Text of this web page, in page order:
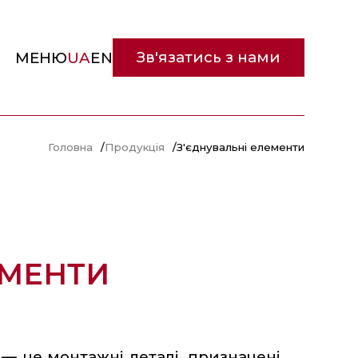
МЕНЮUAEN Зв'язатись з нами
Головна /Продукція /З'єднувальні елементи